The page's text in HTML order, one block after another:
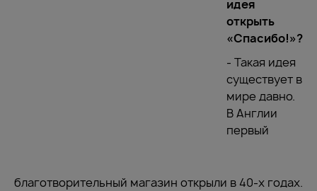
идея
открыть
«Спасибо!»?
- Такая идея
существует в
мире давно.
В Англии
первый
благотворительный магазин открыли в 40-х годах.